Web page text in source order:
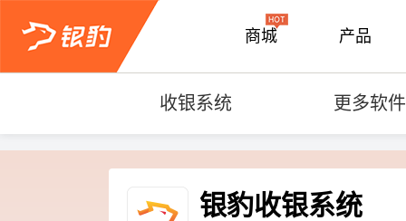
商城 产品
收银系统 更多软件
银豹收银系统